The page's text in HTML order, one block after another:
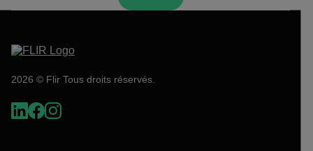
2026 © Flir Tous droits réservés.